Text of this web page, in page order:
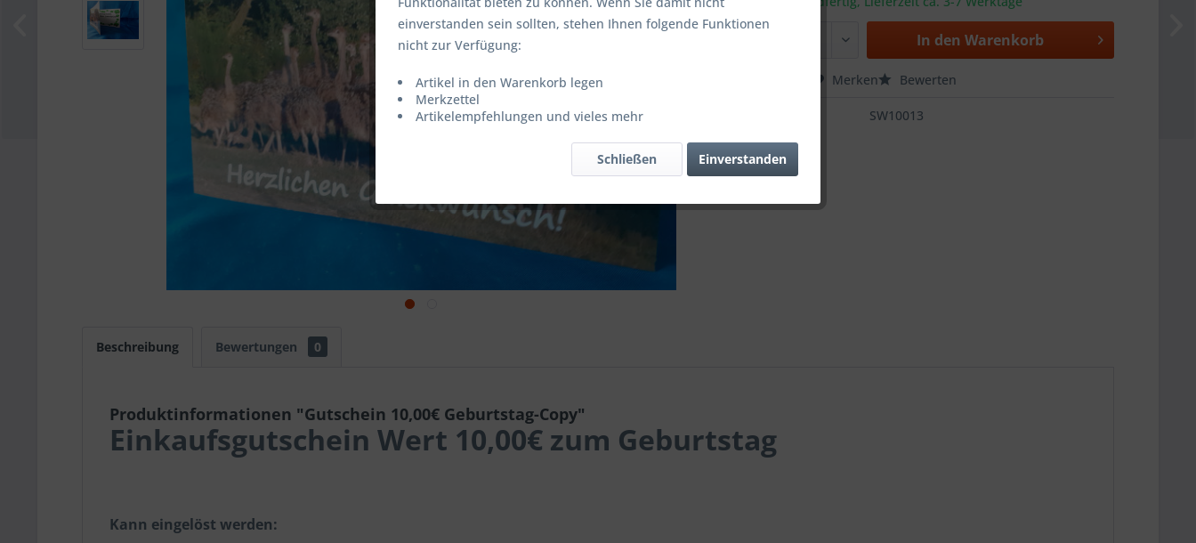
In den Warenkorb
Merken Bewerten
SW10013
Beschreibung Bewertungen 0
Produktinformationen "Gutschein 10,00€ Geburtstag-Copy"
Einkaufsgutschein Wert 10,00€ zum Geburtstag
Kann eingelöst werden:
einverstanden sein sollten, stehen Ihnen folgende Funktionen
nicht zur Verfügung:
Artikel in den Warenkorb legen
Merkzettel
Artikelempfehlungen und vieles mehr
Einverstanden
Schließen